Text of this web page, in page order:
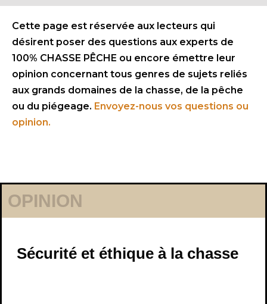
Cette page est réservée aux lecteurs qui
désirent poser des questions aux experts de
100% CHASSE PÊCHE ou encore émettre leur
opinion concernant tous genres de sujets reliés
aux grands domaines de la chasse, de la pêche
ou du piégeage. Envoyez-nous vos questions ou
opinion.
OPINION
Sécurité et éthique à la chasse